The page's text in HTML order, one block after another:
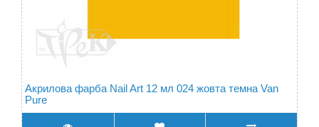
Акрилова фарба Nail Art 12 мл 024 жовта темна Van
Pure